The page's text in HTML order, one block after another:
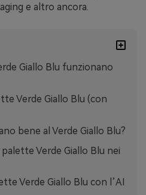
e altro ancora.
Giallo Blu funzionano
Verde Giallo Blu (con
bene al Verde Giallo Blu?
Verde Giallo Blu nei
Verde Giallo Blu con l’AI